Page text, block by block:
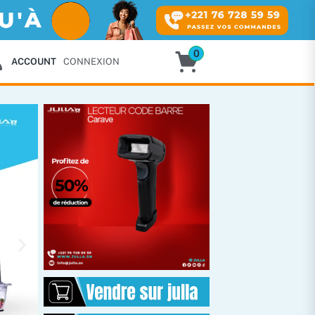
ACCOUNT CONNEXION
0